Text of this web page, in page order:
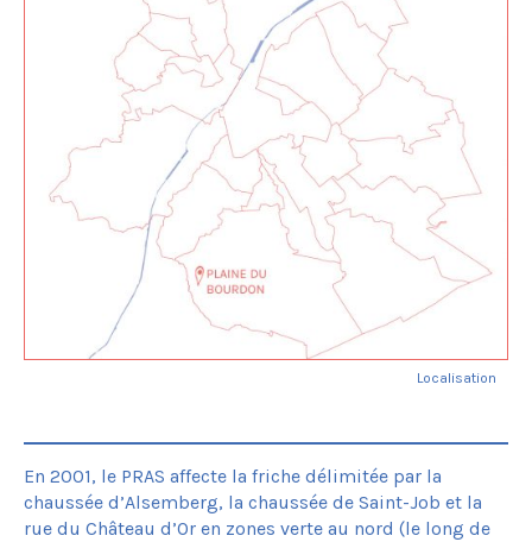
Localisation
En 2001, le PRAS affecte la friche délimitée par la
chaussée d’Alsemberg, la chaussée de Saint-Job et la
rue du Château d’Or en zones verte au nord (le long de